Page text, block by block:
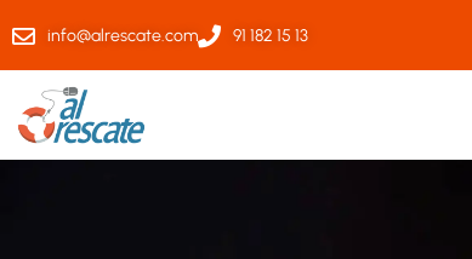
info@alrescate.com 91 182 15 13